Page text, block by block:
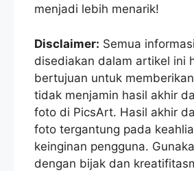
menjadi lebih menarik!
Disclaimer: Semua
disediakan dalam artikel ini
bertujuan untuk
tidak menjamin hasil akhir
foto di PicsArt. Hasil akhir
foto tergantung pada
keinginan pengguna.
dengan bijak dan